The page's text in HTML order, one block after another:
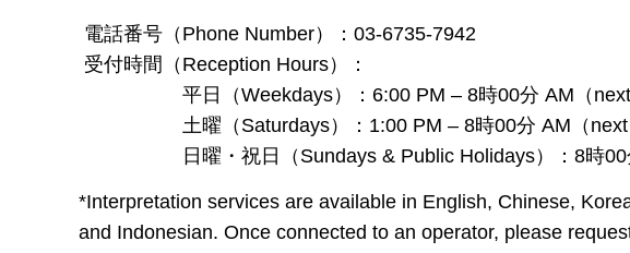
電話番号（Phone Number）：03-6735-7942
受付時間（Reception Hours）：
平日（Weekdays）：6:00 PM – 8時00分 AM（next
土曜（Saturdays）：1:00 PM – 8時00分 AM（next
日曜・祝日（Sundays & Public Holidays）：8時00分
*Interpretation services are available in English, Chinese,
and Indonesian. Once connected to an operator, please